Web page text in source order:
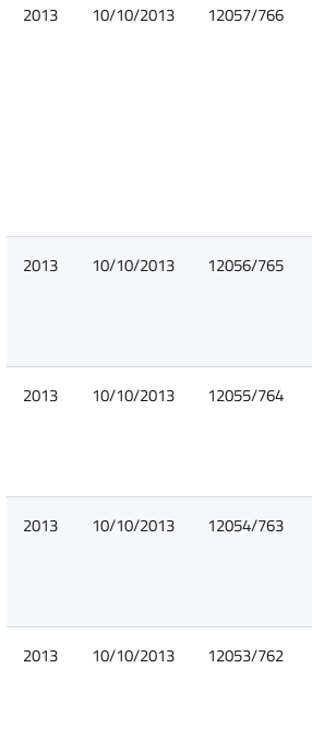
2013 10/10/2013 12057/766
2013 10/10/2013 12056/765
2013 10/10/2013 12055/764
2013 10/10/2013 12054/763
2013 10/10/2013 12053/762